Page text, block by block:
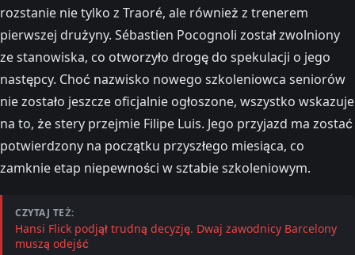
rozstanie nie tylko z Traoré, ale również z trenerem
pierwszej drużyny. Sébastien Pocognoli został zwolniony
ze stanowiska, co otworzyło drogę do spekulacji o jego
następcy. Choć nazwisko nowego szkoleniowca seniorów
nie zostało jeszcze oficjalnie ogłoszone, wszystko wskazuje
na to, że stery przejmie Filipe Luis. Jego przyjazd ma zostać
potwierdzony na początku przyszłego miesiąca, co
zamknie etap niepewności w sztabie szkoleniowym.
CZYTAJ TEŻ:
Hansi Flick podjął trudną decyzję. Dwaj zawodnicy Barcelony
muszą odejść